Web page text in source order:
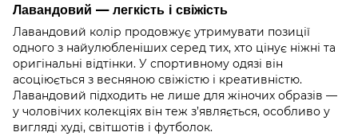
Лавандовий — легкість і свіжість
Лавандовий колір продовжує утримувати позиції
одного з найулюбленіших серед тих, хто цінує ніжні та
оригінальні відтінки. У спортивному одязі він
асоціюється з весняною свіжістю і креативністю.
Лавандовий підходить не лише для жіночих образів —
у чоловічих колекціях він теж з’являється, особливо у
вигляді худі, світшотів і футболок.